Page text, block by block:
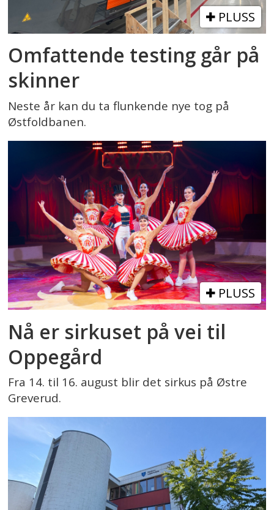
PLUSS
Omfattende testing går på
skinner
Neste år kan du ta flunkende nye tog på
Østfoldbanen.
PLUSS
Nå er sirkuset på vei til
Oppegård
Fra 14. til 16. august blir det sirkus på Østre
Greverud.